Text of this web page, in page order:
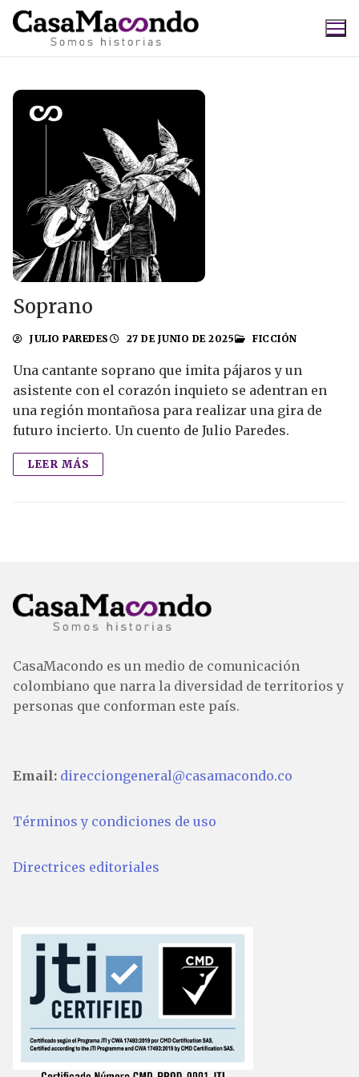
contenido
Buscar:
Soprano
JULIO PAREDES 27 DE JUNIO DE 2025 FICCIÓN
Una cantante soprano que imita pájaros y un
asistente con el corazón inquieto se adentran en
una región montañosa para realizar una gira de
futuro incierto. Un cuento de Julio Paredes.
LEER MÁS
CasaMacondo es un medio de comunicación
colombiano que narra la diversidad de territorios y
personas que conforman este país.
Email: direcciongeneral@casamacondo.co
Términos y condiciones de uso
Directrices editoriales